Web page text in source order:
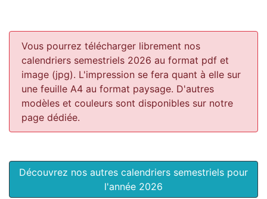
Vous pourrez télécharger librement nos
calendriers semestriels 2026 au format pdf et
image (jpg). L'impression se fera quant à elle sur
une feuille A4 au format paysage. D'autres
modèles et couleurs sont disponibles sur notre
page dédiée.
Découvrez nos autres calendriers semestriels pour
l'année 2026